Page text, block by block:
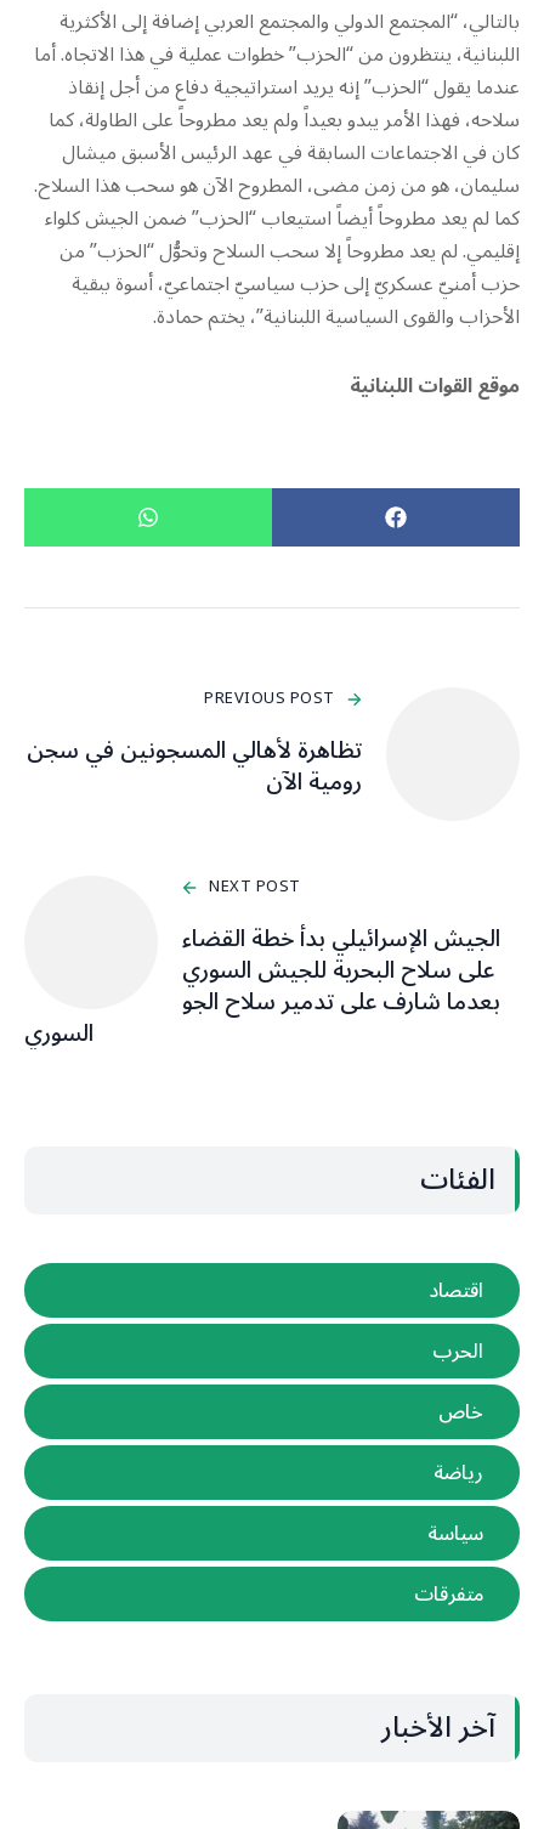
بالتالي، “المجتمع الدولي والمجتمع العربي إضافة إلى الأكثرية
اللبنانية، ينتظرون من “الحزب” خطوات عملية في هذا الاتجاه. أما
عندما يقول “الحزب” إنه يريد استراتيجية دفاع من أجل إنقاذ
سلاحه، فهذا الأمر يبدو بعيداً ولم يعد مطروحاً على الطاولة، كما
كان في الاجتماعات السابقة في عهد الرئيس الأسبق ميشال
سليمان، هو من زمن مضى، المطروح الآن هو سحب هذا السلاح.
كما لم يعد مطروحاً أيضاً استيعاب “الحزب” ضمن الجيش كلواء
إقليمي. لم يعد مطروحاً إلا سحب السلاح وتحوُّل “الحزب” من
حزب أمنيّ عسكريّ إلى حزب سياسيّ اجتماعيّ، أسوة ببقية
الأحزاب والقوى السياسية اللبنانية”، يختم حمادة.
موقع القوات اللبنانية
PREVIOUS POST
تظاهرة لأهالي المسجونين في سجن
رومية الآن
NEXT POST
الجيش الإسرائيلي بدأ خطة القضاء
على سلاح البحرية للجيش السوري
بعدما شارف على تدمير سلاح الجو
السوري
الفئات
اقتصاد
الحرب
خاص
رياضة
سياسة
متفرقات
آخر الأخبار